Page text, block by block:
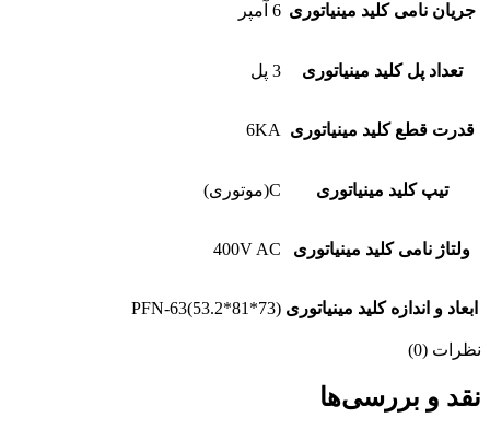
جریان نامی کلید مینیاتوری 6 آمپر
تعداد پل کلید مینیاتوری 3 پل
قدرت قطع کلید مینیاتوری 6KA
تیپ کلید مینیاتوری C(موتوری)
ولتاژ نامی کلید مینیاتوری 400V AC
ابعاد و اندازه کلید مینیاتوری PFN-63(53.2*81*73)
نظرات (0)
نقد و بررسی‌ها